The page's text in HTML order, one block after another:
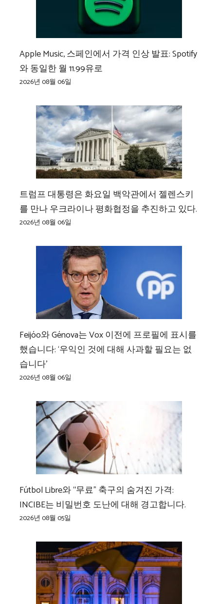
Apple Music, 스페인에서 가격 인상 발표: Spotify
와 동일한 월 11.99유로
2026년 08월 06일
트럼프 대통령은 화요일 백악관에서 젤렌스키
를 만나 우크라이나 평화협정을 추진하고 있다.
2026년 08월 06일
Feijóo와 Génova는 Vox 이전에 프로필에 표시를
했습니다: ‘우익인 것에 대해 사과할 필요는 없
습니다’
2026년 08월 06일
Fútbol Libre와 “무료” 축구의 숨겨진 가격:
INCIBE는 비밀번호 도난에 대해 경고합니다.
2026년 08월 05일